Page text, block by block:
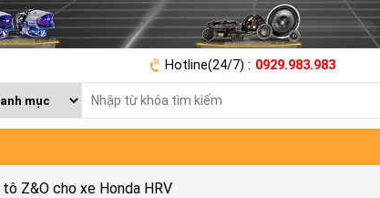
Hotline(24/7) : 0929.983.983
Z&O cho xe Honda HRV